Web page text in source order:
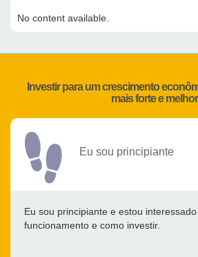
No content available.
Investir para um crescimento
mais forte e melhor
Eu sou principiante
Eu sou principiante e estou
funcionamento e como investir.